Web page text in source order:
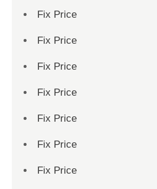
Fix Price
Fix Price
Fix Price
Fix Price
Fix Price
Fix Price
Fix Price